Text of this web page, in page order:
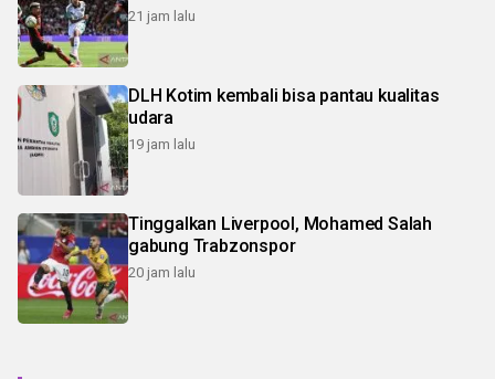
21 jam lalu
DLH Kotim kembali bisa pantau kualitas
udara
19 jam lalu
Tinggalkan Liverpool, Mohamed Salah
gabung Trabzonspor
20 jam lalu